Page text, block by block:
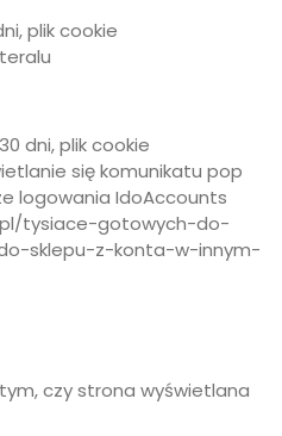
plik cookie
dni, plik cookie
się komunikatu pop
logowania IdoAccounts
tysiace-gotowych-do-
sklepu-z-konta-w-innym-
czy strona wyświetlana